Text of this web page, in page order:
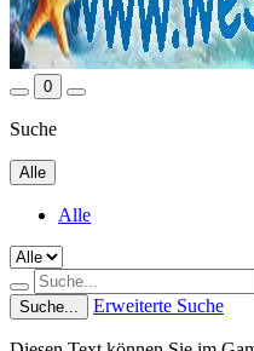
0
Suche
Alle
Alle
Suche... Erweiterte Suche